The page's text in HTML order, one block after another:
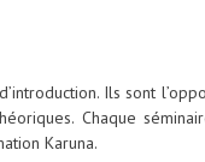
Ils sont
Chaque
Karuna.